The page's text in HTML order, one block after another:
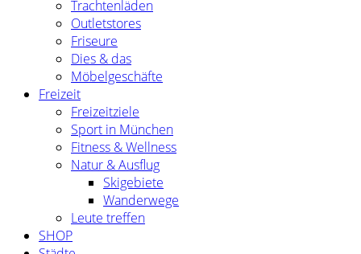
Trachtenläden
Outletstores
Friseure
Dies & das
Möbelgeschäfte
Freizeit
Freizeitziele
Sport in München
Fitness & Wellness
Natur & Ausflug
Skigebiete
Wanderwege
Leute treffen
SHOP